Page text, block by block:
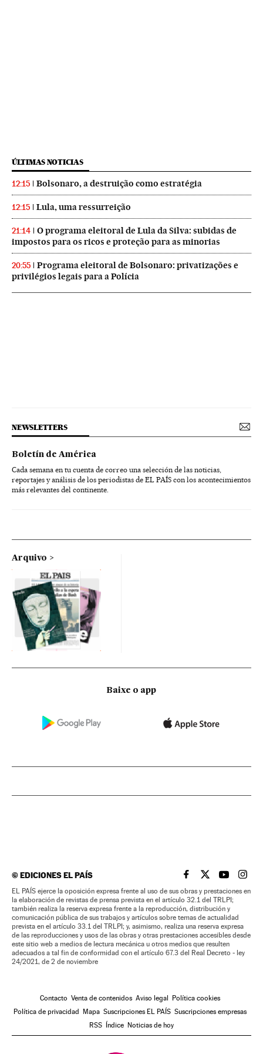
ÚLTIMAS NOTICIAS
12:15 Bolsonaro, a destruição como estratégia
12:15 Lula, uma ressurreição
21:14
O programa eleitoral de Lula da Silva: subidas de
impostos para os ricos e proteção para as minorias
20:55
Programa eleitoral de Bolsonaro: privatizações e
privilégios legais para a Polícia
NEWSLETTERS
Boletín de América
Cada semana en tu cuenta de correo una selección de las noticias,
reportajes y análisis de los periodistas de EL PAÍS con los acontecimientos
más relevantes del continente.
Arquivo
Baixe o app
©EDICIONES EL PAÍS EL PAÍS BRASIL EN
EL PAÍSEL PAÍS
EL
EL PAÍS ejerce la oposición expresa frente al uso de sus obras y prestaciones en
la elaboración de revistas de prensa prevista en el artículo 32.1 del TRLPI;
también realiza la reserva expresa frente a la reproducción, distribución y
comunicación pública de sus trabajos y artículos sobre temas de actualidad
prevista en el artículo 33.1 del TRLPI; y, asimismo, realiza una reserva expresa
de las reproducciones y usos de las obras y otras prestaciones accesibles desde
este sitio web a medios de lectura mecánica u otros medios que resulten
adecuados a tal fin de conformidad con el artículo 67.3 del Real Decreto - ley
24/2021, de 2 de noviembre
Contacto Venta de contenidos Aviso legal Política cookies
Política de privacidad Mapa Suscripciones EL PAÍS Suscripciones empresas
RSS Índice Noticias de hoy